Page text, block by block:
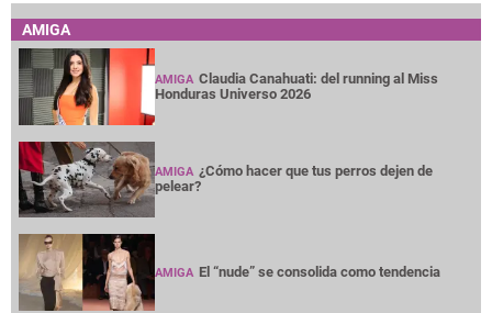
AMIGA
AMIGA Claudia Canahuati: del running al Miss
Honduras Universo 2026
AMIGA ¿Cómo hacer que tus perros dejen de
pelear?
AMIGA El “nude” se consolida como tendencia